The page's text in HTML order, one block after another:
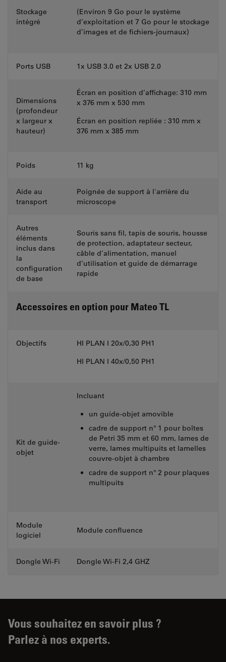
Stockage
intégré
(Environ 9 Go pour le système
d’exploitation et 7 Go pour le stockage
d’images et de fichiers-journaux)
Ports USB 1x USB 3.0 et 2x USB 2.0
Dimensions
(profondeur
x largeur x
hauteur)
Écran en position d’affichage: 310 mm
x 376 mm x 530 mm
Écran en position repliée : 310 mm x
376 mm x 385 mm
Poids 11 kg
Aide au
transport
Poignée de support à l'arrière du
microscope
Autres
éléments
inclus dans
la
configuration
de base
Souris sans fil, tapis de souris, housse
de protection, adaptateur secteur,
câble d’alimentation, manuel
d’utilisation et guide de démarrage
rapide
Accessoires en option pour Mateo TL
Objectifs
HI PLAN I 20x/0,30 PH1
HI PLAN I 40x/0,50 PH1
Kit de guide-
objet
Incluant
un guide-objet amovible
cadre de support nº 1 pour boîtes
de Petri 35 mm et 60 mm, lames de
verre, lames multipuits et lamelles
couvre-objet à chambre
cadre de support nº 2 pour plaques
multipuits
Module
logiciel
Module confluence
Dongle Wi-Fi Dongle Wi-Fi 2,4 GHZ
Vous souhaitez en savoir plus ?
Parlez à nos experts.